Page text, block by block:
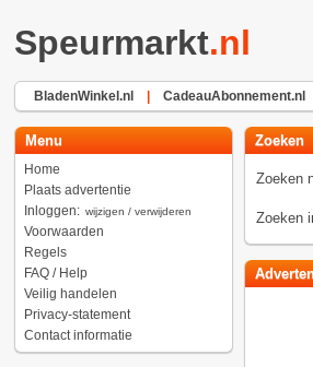
Speurmarkt.nl
BladenWinkel.nl CadeauAbonnement.nl
Menu
Home
Plaats advertentie
Inloggen: wijzigen / verwijderen
Voorwaarden
Regels
FAQ / Help
Veilig handelen
Privacy-statement
Contact informatie
Zoeken
Zoeken
Zoeken